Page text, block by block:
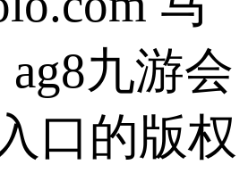
九游会
口的版权